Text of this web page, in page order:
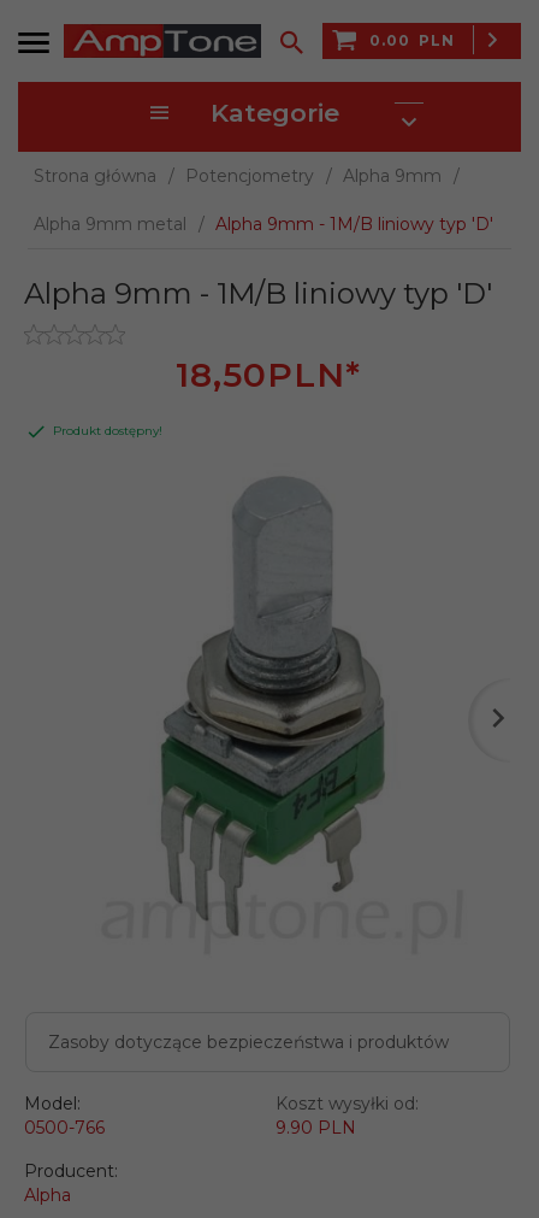
0.00 PLN
Kategorie
Strona główna Potencjometry Alpha 9mm
Alpha 9mm metal Alpha 9mm - 1M/B liniowy typ 'D'
Zasoby dotyczące bezpieczeństwa i produktów
Alpha 9mm - 1M/B liniowy typ 'D'
18,50PLN*
Produkt dostępny!
Model:
0500-766
Koszt wysyłki od:
9.90 PLN
Producent:
Alpha